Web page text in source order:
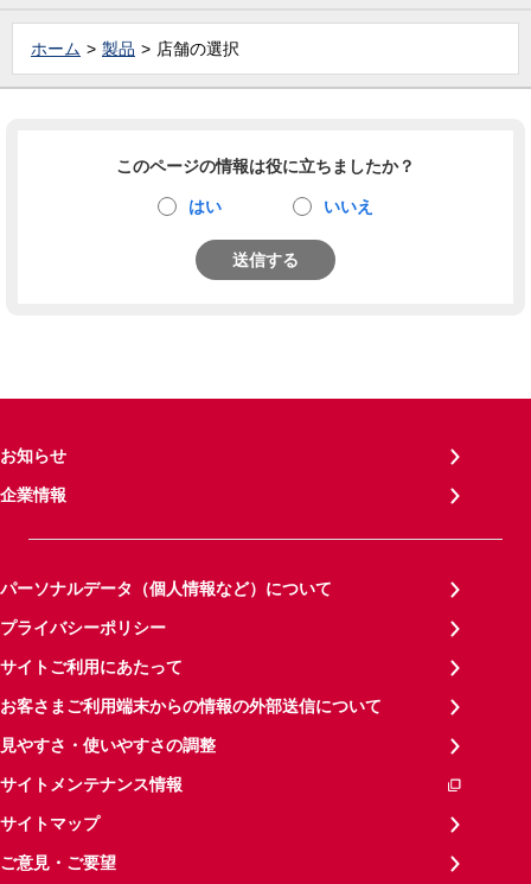
ホーム 製品 店舗の選択
このページの情報は役に立ちましたか？
はい いいえ
送信する
お知らせ
企業情報
パーソナルデータ（個人情報など）について
プライバシーポリシー
サイトご利用にあたって
お客さまご利用端末からの情報の外部送信について
見やすさ・使いやすさの調整
サイトメンテナンス情報
サイトマップ
ご意見・ご要望